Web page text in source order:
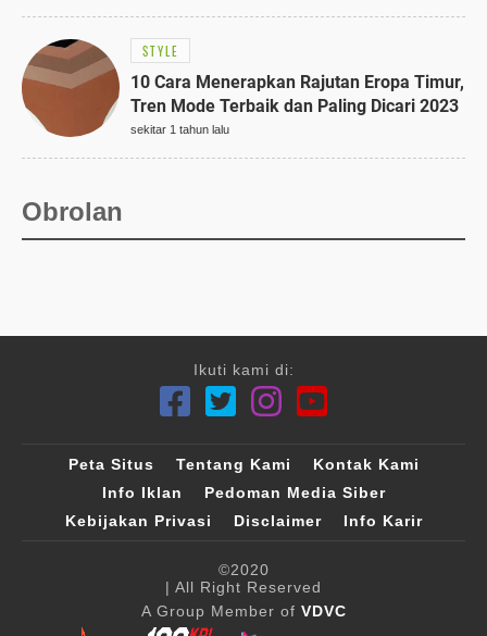
STYLE
10 Cara Menerapkan Rajutan Eropa Timur,
Tren Mode Terbaik dan Paling Dicari 2023
sekitar 1 tahun lalu
Obrolan
Ikuti kami di:
Peta Situs Tentang Kami
Kontak Kami
Info Iklan
Pedoman Media Siber
Kebijakan Privasi
Disclaimer Info Karir
©2020
| All Right Reserved
A Group Member of VDVC